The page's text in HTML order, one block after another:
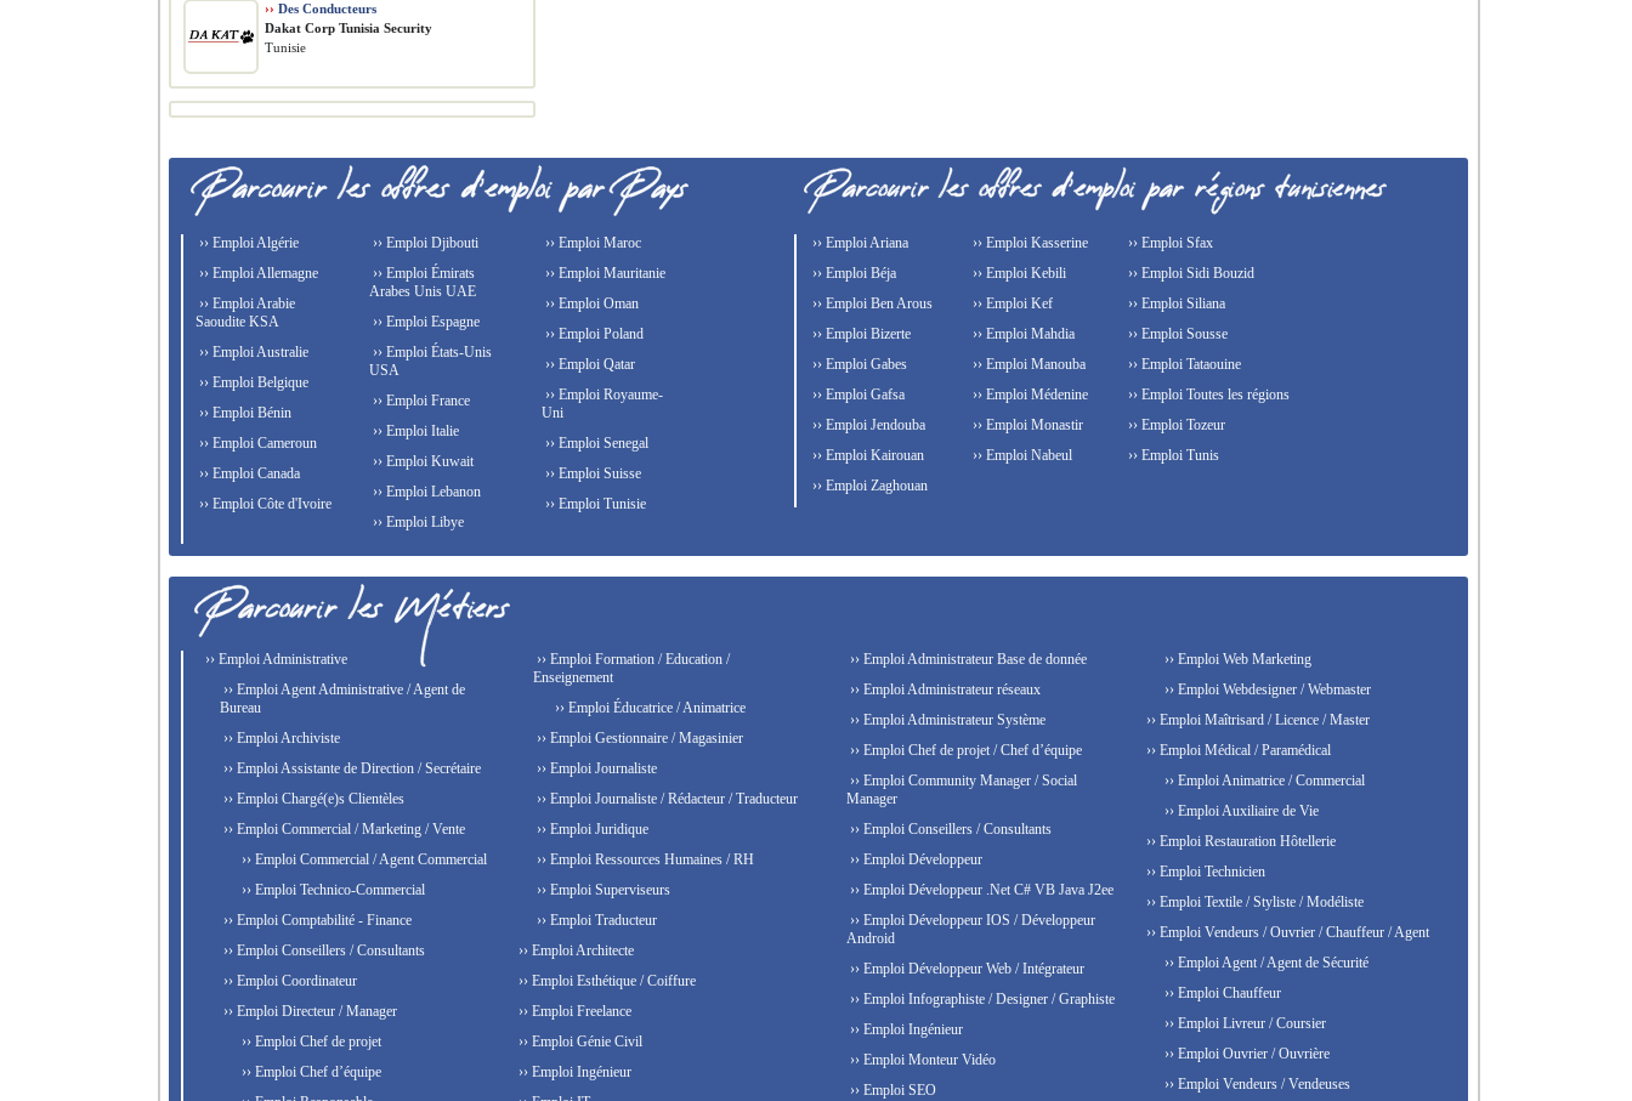
›› Des Conducteurs
Dakat Corp Tunisia Security
Tunisie
›› Emploi Algérie
›› Emploi Allemagne
›› Emploi Arabie
Saoudite KSA
›› Emploi Australie
›› Emploi Belgique
›› Emploi Bénin
›› Emploi Cameroun
›› Emploi Canada
›› Emploi Côte d'Ivoire
›› Emploi Djibouti
›› Emploi Émirats
Arabes Unis UAE
›› Emploi Espagne
›› Emploi États-Unis
USA
›› Emploi France
›› Emploi Italie
›› Emploi Kuwait
›› Emploi Lebanon
›› Emploi Libye
›› Emploi Maroc
›› Emploi Mauritanie
›› Emploi Oman
›› Emploi Poland
›› Emploi Qatar
›› Emploi Royaume-
Uni
›› Emploi Senegal
›› Emploi Suisse
›› Emploi Tunisie
›› Emploi Ariana
›› Emploi Béja
›› Emploi Ben Arous
›› Emploi Bizerte
›› Emploi Gabes
›› Emploi Gafsa
›› Emploi Jendouba
›› Emploi Kairouan
›› Emploi Kasserine
›› Emploi Kebili
›› Emploi Kef
›› Emploi Mahdia
›› Emploi Manouba
›› Emploi Médenine
›› Emploi Monastir
›› Emploi Nabeul
›› Emploi Sfax
›› Emploi Sidi Bouzid
›› Emploi Siliana
›› Emploi Sousse
›› Emploi Tataouine
›› Emploi Toutes les régions
›› Emploi Tozeur
›› Emploi Tunis
›› Emploi Zaghouan
›› Emploi Administrative
›› Emploi Agent Administrative / Agent de
Bureau
›› Emploi Archiviste
›› Emploi Assistante de Direction / Secrétaire
›› Emploi Chargé(e)s Clientèles
›› Emploi Commercial / Marketing / Vente
›› Emploi Commercial / Agent Commercial
›› Emploi Technico-Commercial
›› Emploi Comptabilité - Finance
›› Emploi Conseillers / Consultants
›› Emploi Coordinateur
›› Emploi Directeur / Manager
›› Emploi Chef de projet
›› Emploi Chef d’équipe
›› Emploi Formation / Education /
Enseignement
›› Emploi Éducatrice / Animatrice
›› Emploi Gestionnaire / Magasinier
›› Emploi Journaliste
›› Emploi Journaliste / Rédacteur / Traducteur
›› Emploi Juridique
›› Emploi Ressources Humaines / RH
›› Emploi Superviseurs
›› Emploi Traducteur
›› Emploi Architecte
›› Emploi Esthétique / Coiffure
›› Emploi Freelance
›› Emploi Génie Civil
›› Emploi Ingénieur
›› Emploi Administrateur Base de donnée
›› Emploi Administrateur réseaux
›› Emploi Administrateur Système
›› Emploi Chef de projet / Chef d’équipe
›› Emploi Community Manager / Social
Manager
›› Emploi Conseillers / Consultants
›› Emploi Développeur
›› Emploi Développeur .Net C# VB Java J2ee
›› Emploi Développeur IOS / Développeur
Android
›› Emploi Développeur Web / Intégrateur
›› Emploi Infographiste / Designer / Graphiste
›› Emploi Ingénieur
›› Emploi Monteur Vidéo
›› Emploi SEO
›› Emploi Web Marketing
›› Emploi Webdesigner / Webmaster
›› Emploi Maîtrisard / Licence / Master
›› Emploi Médical / Paramédical
›› Emploi Animatrice / Commercial
›› Emploi Auxiliaire de Vie
›› Emploi Restauration Hôtellerie
›› Emploi Technicien
›› Emploi Textile / Styliste / Modéliste
›› Emploi Vendeurs / Ouvrier / Chauffeur / Agent
›› Emploi Agent / Agent de Sécurité
›› Emploi Chauffeur
›› Emploi Livreur / Coursier
›› Emploi Ouvrier / Ouvrière
›› Emploi Vendeurs / Vendeuses